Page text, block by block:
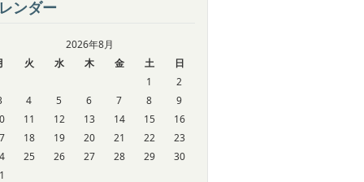
ンダー
2026年8月
火 水 木 金 土
日
1
2
4 5 6 7 8
9
11 12 13 14 15
16
18 19 20 21 22
23
25 26 27 28 29
30